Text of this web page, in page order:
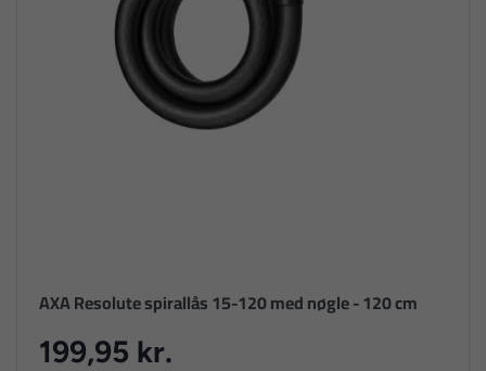
AXA Resolute spirallås 15-120 med nøgle - 120 cm
199,95 kr.